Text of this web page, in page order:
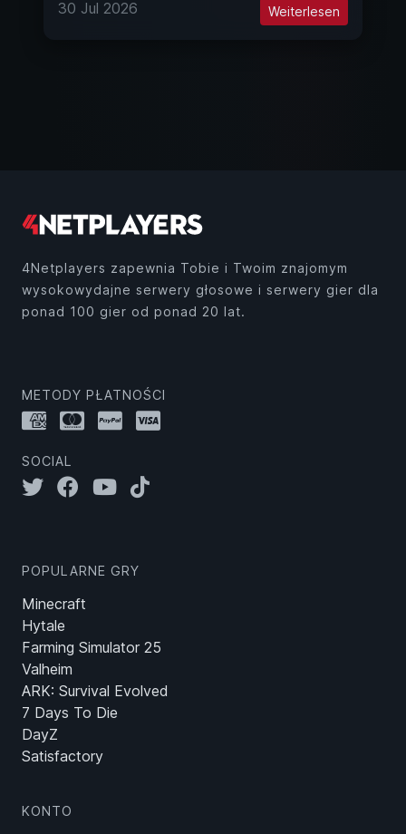
30 Jul 2026 Weiterlesen
4Netplayers zapewnia Tobie i Twoim znajomym
wysokowydajne serwery głosowe i serwery gier dla
ponad 100 gier od ponad 20 lat.
METODY PŁATNOŚCI
SOCIAL
POPULARNE GRY
Minecraft
Hytale
Farming Simulator 25
Valheim
ARK: Survival Evolved
7 Days To Die
DayZ
Satisfactory
KONTO